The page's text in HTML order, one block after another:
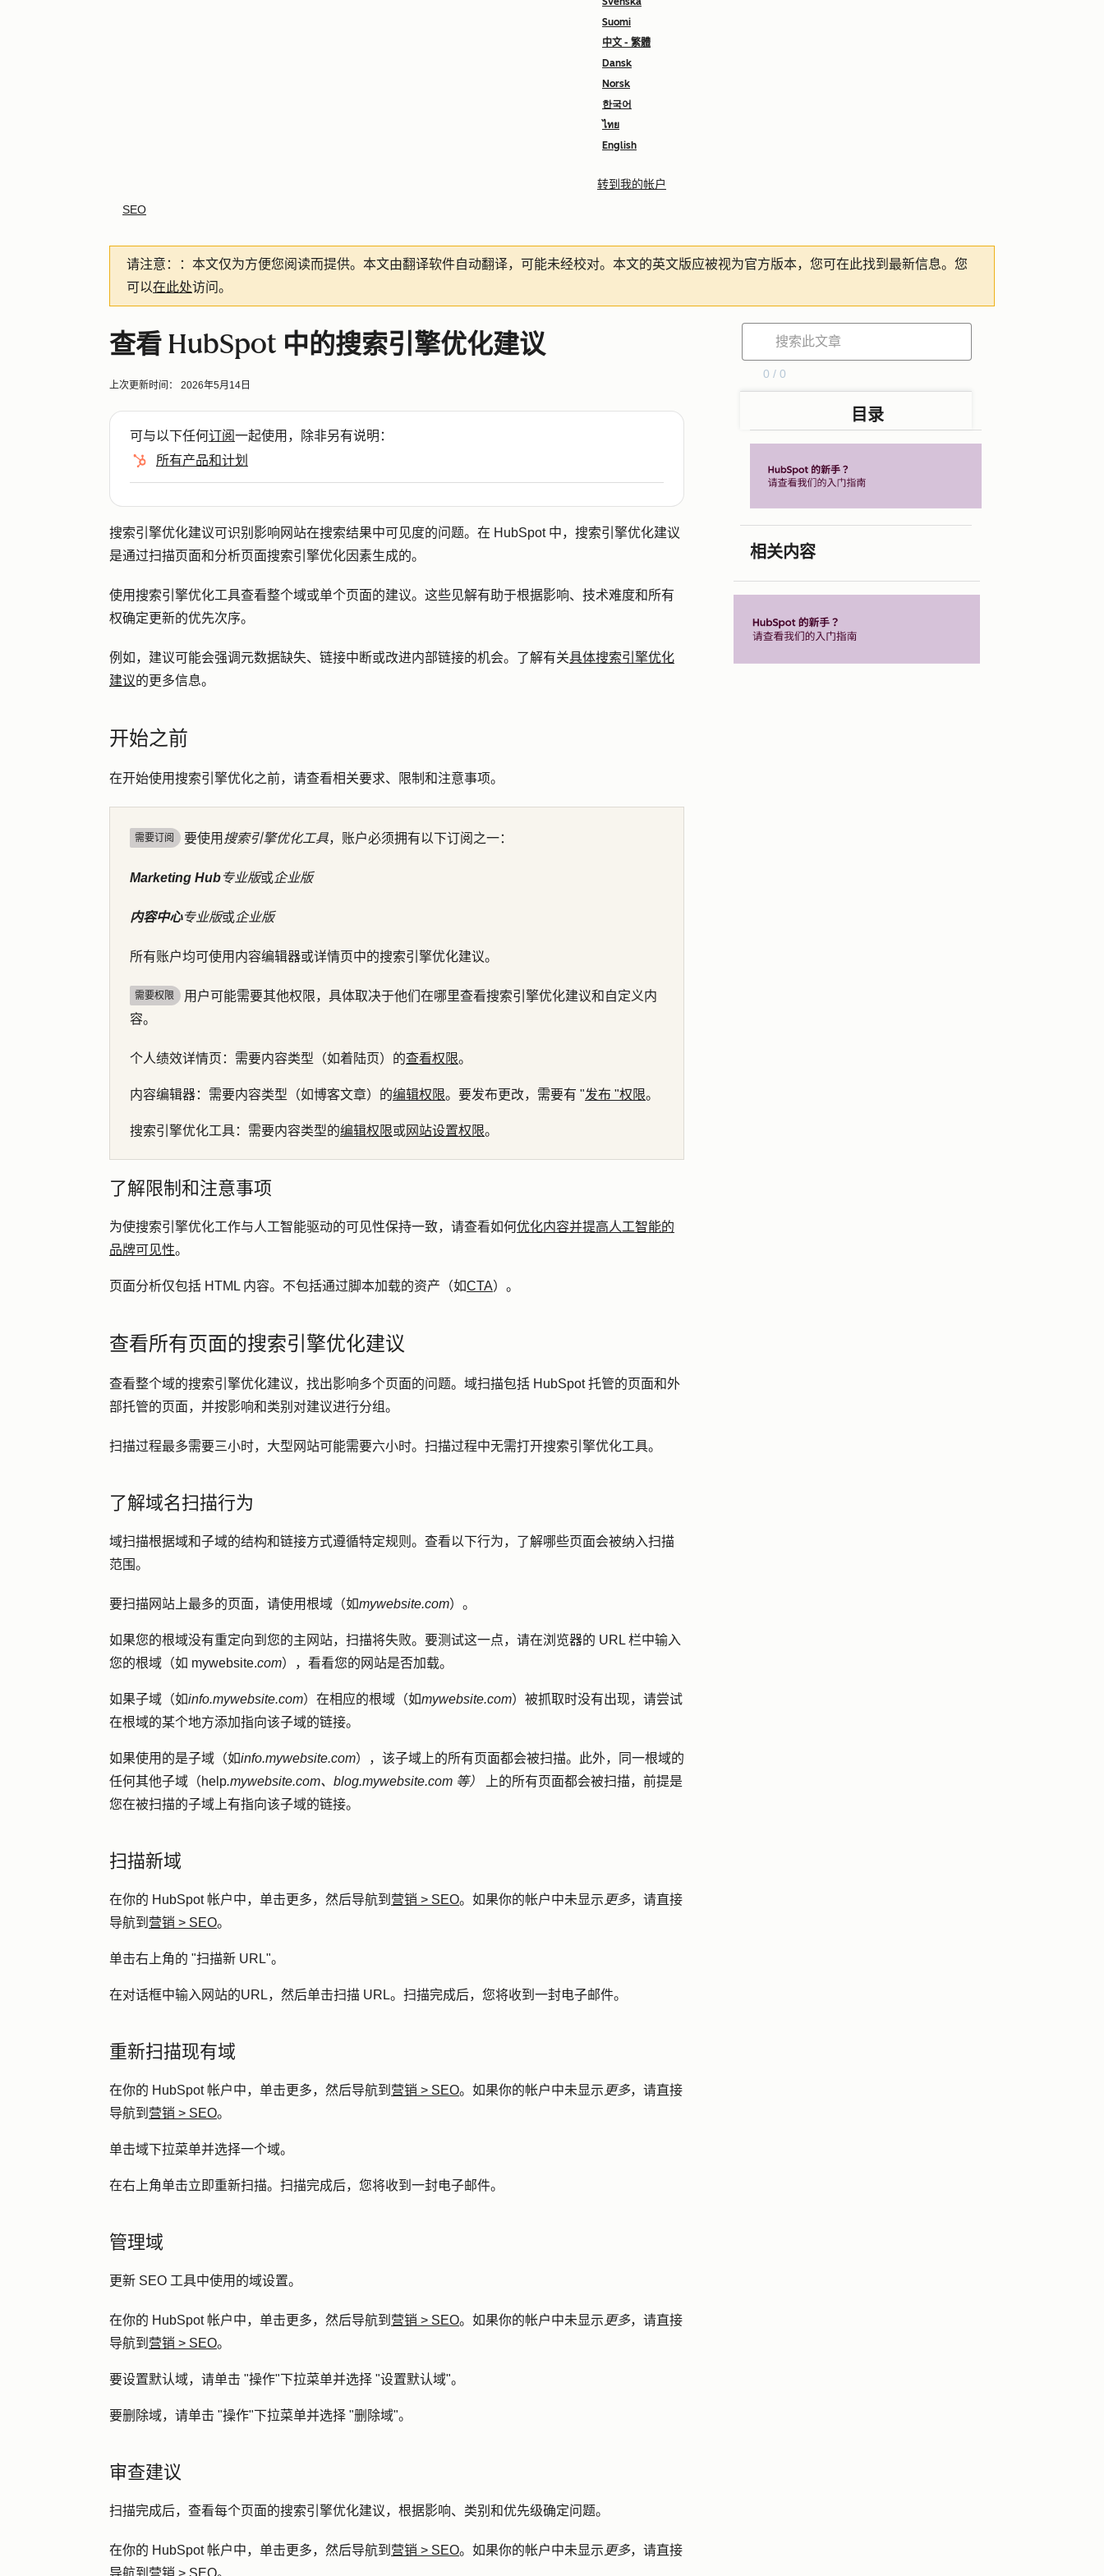
Suomi
中文 - 繁體
Dansk
Norsk
한국어
ไทย
English
转到我的帐户
SEO
请注意： ：本文仅为方便您阅读而提供。 本文由翻译软件自动翻译，可能未经校对。本文的英文版应被视为官方版本，您可在此找到最新信息。您
可以在此处访问。
查看 HubSpot 中的搜索引擎优化建议
上次更新时间： 2026年5月14日
可与以下任何订阅一起使用，除非另有说明：
所有产品和计划
搜索引擎优化建议可识别影响网站在搜索结果中可见度的问题。在 HubSpot 中，搜索引擎优化建议
是通过扫描页面和分析页面搜索引擎优化因素生成的。
使用搜索引擎优化工具查看整个域或单个页面的建议。这些见解有助于根据影响、技术难度和所有
权确定更新的优先次序。
例如，建议可能会强调元数据缺失、链接中断或改进内部链接的机会。了解有关具体搜索引擎优化
建议的更多信息。
开始之前
在开始使用搜索引擎优化之前，请查看相关要求、限制和注意事项。
需要订阅 要使用 搜索引擎优化工具，账户必须拥有以下订阅之一：
Marketing Hub专业版或企业版
内容中心专业版或企业版
所有账户均可使用内容编辑器或详情页中的搜索引擎优化建议。
需要权限
用户可能需要其他权限，具体取决于他们在哪里查看搜索引擎优化建议和自定义内
容。
个人绩效详情页 ：需要内容类型（如着陆页）的查看权限。
内容编辑器：需要内容类型（如博客文章）的编辑权限。要发布更改，需要有 "发布 "权限。
搜索引擎优化工具：需要内容类型的编辑权限或网站设置权限。
了解限制和注意事项
为使搜索引擎优化工作与人工智能驱动的可见性保持一致，请查看如何优化内容并提高人工智能的
品牌可见性。
页面分析仅包括 HTML 内容。不包括通过脚本加载的资产（如CTA）。
查看所有页面的搜索引擎优化建议
查看整个域的搜索引擎优化建议，找出影响多个页面的问题。域扫描包括 HubSpot 托管的页面和外
部托管的页面，并按影响和类别对建议进行分组。
扫描过程最多需要三小时，大型网站可能需要六小时。扫描过程中无需打开搜索引擎优化工具。
了解域名扫描行为
域扫描根据域和子域的结构和链接方式遵循特定规则。查看以下行为，了解哪些页面会被纳入扫描
范围。
要扫描网站上最多的页面，请使用根域（如mywebsite.com）。
如果您的根域没有重定向到您的主网站，扫描将失败。要测试这一点，请在浏览器的 URL 栏中输入
您的根域（如 mywebsite.com），看看您的网站是否加载。
如果子域（如info.mywebsite.com）在相应的根域（如mywebsite.com）被抓取时没有出现，请尝试
在根域的某个地方添加指向该子域的链接。
如果使用的是子域（如info.mywebsite.com），该子域上的所有页面都会被扫描。此外，同一根域的
任何其他子域（help.mywebsite.com、blog.mywebsite.com 等）
上的所有页面都会被扫描，前提是
您在被扫描的子域上有指向该子域的链接。
扫描新域
在你的 HubSpot 帐户中，单击更多，然后导航到 营销 > SEO。如果你的帐户中未显示 更多，请直接
导航到 营销 > SEO。
单击右上角的 "扫描新 URL"。
在对话框中输入网站的URL，然后单击扫描 URL。扫描完成后，您将收到一封电子邮件。
重新扫描现有域
在你的 HubSpot 帐户中，单击更多，然后导航到 营销 > SEO。如果你的帐户中未显示 更多，请直接
导航到 营销 > SEO。
单击域下拉菜单并选择一个域。
在右上角单击立即重新扫描。扫描完成后，您将收到一封电子邮件。
管理域
更新 SEO 工具中使用的域设置。
在你的 HubSpot 帐户中，单击更多，然后导航到 营销 > SEO。如果你的帐户中未显示 更多，请直接
导航到 营销 > SEO。
要设置默认域，请单击 "操作"下拉菜单并选择 "设置默认域"。
要删除域，请单击 "操作"下拉菜单并选择 "删除域"。
审查建议
扫描完成后，查看每个页面的搜索引擎优化建议，根据影响、类别和优先级确定问题。
在你的 HubSpot 帐户中，单击更多，然后导航到 营销 > SEO。如果你的帐户中未显示 更多，请直接
导航到 营销 > SEO。
0 / 0
目录
相关内容